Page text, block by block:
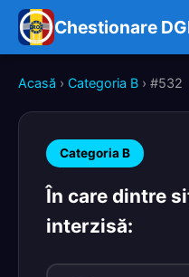
Chestionare
Acasă › Categoria B › #532
Categoria B
În care dintre
interzisă: